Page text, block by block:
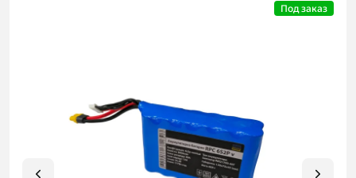
Под заказ